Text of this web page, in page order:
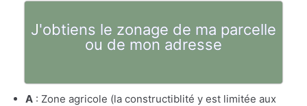
J'obtiens le zonage de ma parcelle
ou de mon adresse
A : Zone agricole (la constructiblité y est limitée aux